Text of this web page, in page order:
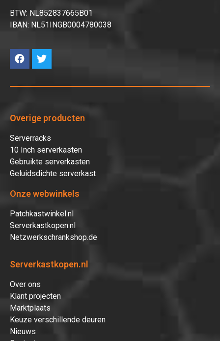
BTW: NL852837665B01
IBAN: NL51INGB0004780038
Overige producten
Serverracks
10 Inch serverkasten
Gebruikte serverkasten
Geluidsdichte serverkast
Onze webwinkels
Patchkastwinkel.nl
Serverkastkopen.nl
Netzwerkschrankshop.de
Serverkastkopen.nl
Over ons
Klant projecten
Marktplaats
Keuze verschillende deuren
Nieuws